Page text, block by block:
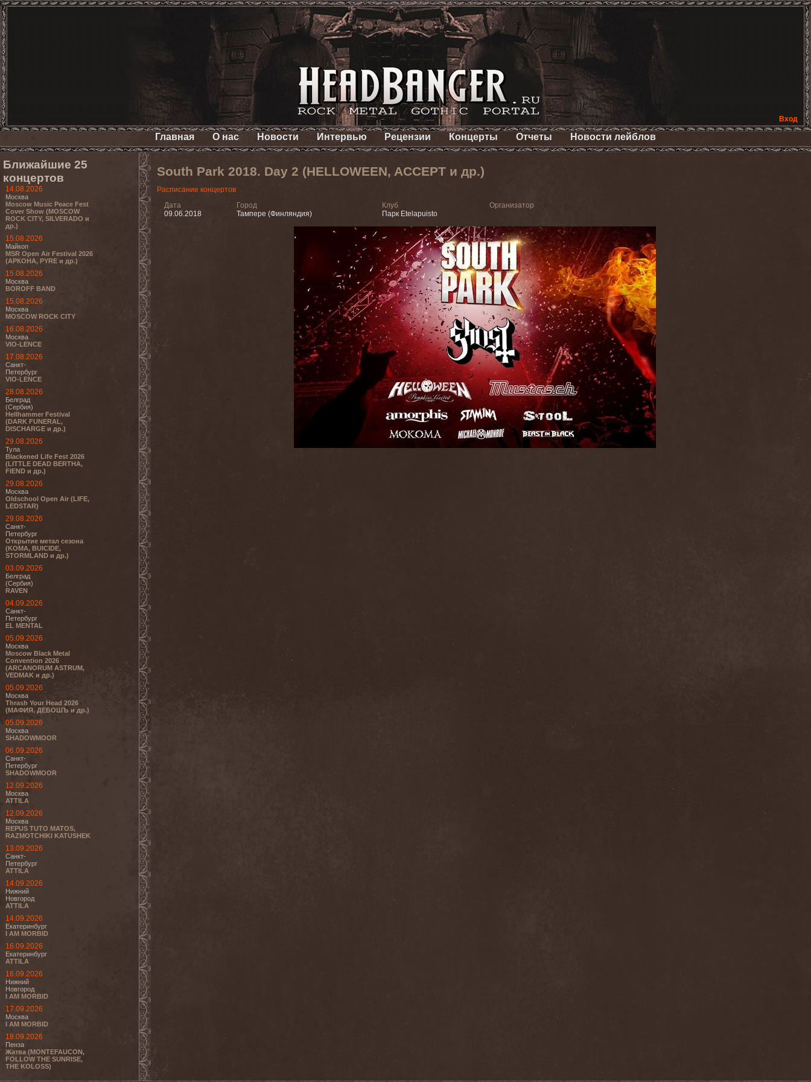
Вход
Главная О нас Новости Интервью Рецензии Концерты Отчеты Новости лейблов
Ближайшие 25
концертов
14.08.2026
Москва
Moscow Music Peace Fest
Cover Show (MOSCOW
ROCK CITY, SILVERADO и
др.)
15.08.2026
Майкоп
MSR Open Air Festival 2026
(АРКОНА, PYRE и др.)
15.08.2026
Москва
BOROFF BAND
15.08.2026
Москва
MOSCOW ROCK CITY
16.08.2026
Москва
VIO-LENCE
17.08.2026
Санкт-
Петербург
VIO-LENCE
28.08.2026
Белград
(Сербия)
Hellhammer Festival
(DARK FUNERAL,
DISCHARGE и др.)
29.08.2026
Тула
Blackened Life Fest 2026
(LITTLE DEAD BERTHA,
FIEND и др.)
29.08.2026
Москва
Oldschool Open Air (LIFE,
LEDSTAR)
29.08.2026
Санкт-
Петербург
Открытие метал сезона
(KOMA, BUICIDE,
STORMLAND и др.)
03.09.2026
Белград
(Сербия)
RAVEN
04.09.2026
Санкт-
Петербург
EL MENTAL
05.09.2026
Москва
Moscow Black Metal
Convention 2026
(ARCANORUM ASTRUM,
VEDMAK и др.)
05.09.2026
Москва
Thrash Your Head 2026
(МАФИЯ, ДЕБОШЪ и др.)
05.09.2026
Москва
SHADOWMOOR
06.09.2026
Санкт-
Петербург
SHADOWMOOR
12.09.2026
Москва
ATTILA
12.09.2026
Москва
REPUS TUTO MATOS,
RAZMOTCHIKI KATUSHEK
13.09.2026
Санкт-
Петербург
ATTILA
14.09.2026
Нижний
Новгород
ATTILA
14.09.2026
Екатеринбург
I AM MORBID
16.09.2026
Екатеринбург
ATTILA
16.09.2026
Нижний
Новгород
I AM MORBID
17.09.2026
Москва
I AM MORBID
18.09.2026
Пенза
Жатва (MONTEFAUCON,
FOLLOW THE SUNRISE,
THE KOLOSS)
South Park 2018. Day 2 (HELLOWEEN, ACCEPT и др.)
Расписание концертов
Дата
09.06.2018
Город
Тампере (Финляндия)
Клуб
Парк Etelapuisto
Организатор